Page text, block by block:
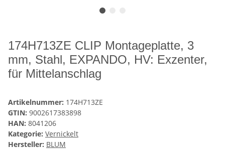
174H713ZE CLIP Montageplatte, 3
mm, Stahl, EXPANDO, HV: Exzenter,
für Mittelanschlag
Artikelnummer: 174H713ZE
GTIN: 9002617383898
HAN: 8041206
Kategorie: Vernickelt
Hersteller: BLUM